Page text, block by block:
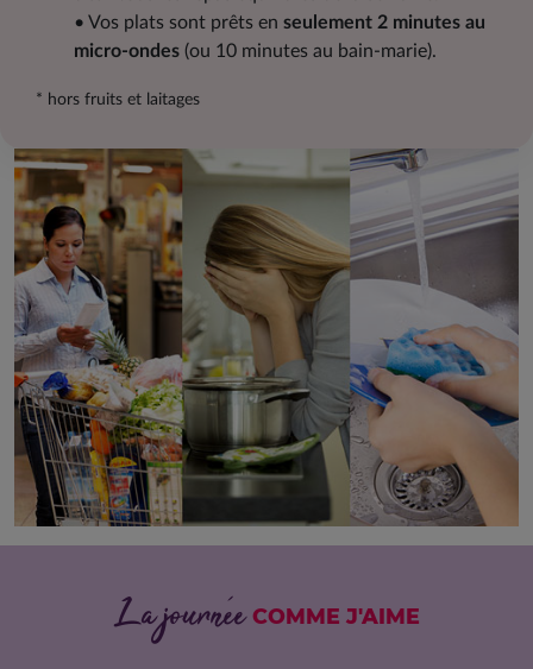
• Vos plats sont prêts en seulement 2 minutes au
micro-ondes (ou 10 minutes au bain-marie).
* hors fruits et laitages
La journée COMME J'AIME